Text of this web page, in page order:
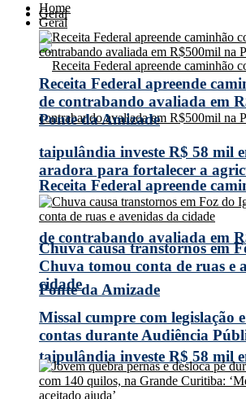
Geral
Receita Federal apreende
de contrabando avaliada em
Ponte da Amizade
taipulândia investe R$ 58 mil
Home
Geral
Receita Federal apreende
de contrabando avaliada em
Ponte da Amizade
taipulândia investe R$ 58 mil
aradora para fortalecer a
Chuva causa transtornos em
Chuva tomou conta de ruas e
cidade
Missal cumpre com legislação
contas durante Audiência